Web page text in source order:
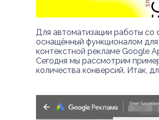
Для автоматизации работы со
оснащённый функционалом
контекстной рекламе Google
Сегодня мы рассмотрим
количества конверсий. Итак,